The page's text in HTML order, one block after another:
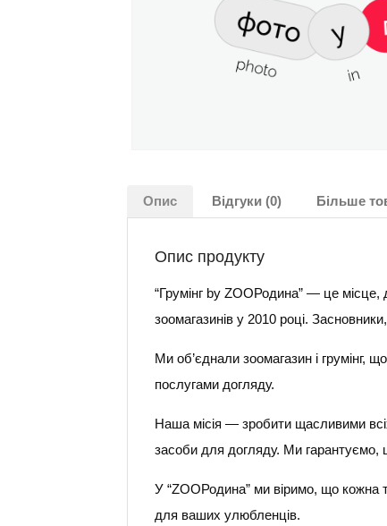
Опис Відгуки (0) Більше
Опис продукту
“Грумінг by ZOOРодина” — це місце,
зоомагазинів у 2010 році.
Ми об’єднали зоомагазин і грумінг,
послугами догляду.
Наша місія — зробити щасливими
засоби для догляду. Ми
У “ZOOРодина” ми віримо, що кожна
для ваших улюбленців.